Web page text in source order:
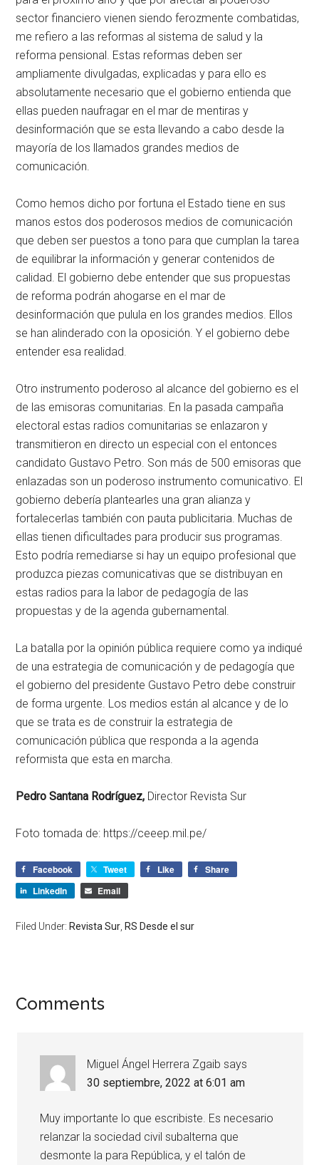
sector financiero vienen siendo ferozmente combatidas,
me refiero a las reformas al sistema de salud y la
reforma pensional. Estas reformas deben ser
ampliamente divulgadas, explicadas y para ello es
absolutamente necesario que el gobierno entienda que
ellas pueden naufragar en el mar de mentiras y
desinformación que se esta llevando a cabo desde la
mayoría de los llamados grandes medios de
comunicación.
Como hemos dicho por fortuna el Estado tiene en sus
manos estos dos poderosos medios de comunicación
que deben ser puestos a tono para que cumplan la tarea
de equilibrar la información y generar contenidos de
calidad. El gobierno debe entender que sus propuestas
de reforma podrán ahogarse en el mar de
desinformación que pulula en los grandes medios. Ellos
se han alinderado con la oposición. Y el gobierno debe
entender esa realidad.
Otro instrumento poderoso al alcance del gobierno es el
de las emisoras comunitarias. En la pasada campaña
electoral estas radios comunitarias se enlazaron y
transmitieron en directo un especial con el entonces
candidato Gustavo Petro. Son más de 500 emisoras que
enlazadas son un poderoso instrumento comunicativo. El
gobierno debería plantearles una gran alianza y
fortalecerlas también con pauta publicitaria. Muchas de
ellas tienen dificultades para producir sus programas.
Esto podría remediarse si hay un equipo profesional que
produzca piezas comunicativas que se distribuyan en
estas radios para la labor de pedagogía de las
propuestas y de la agenda gubernamental.
La batalla por la opinión pública requiere como ya indiqué
de una estrategia de comunicación y de pedagogía que
el gobierno del presidente Gustavo Petro debe construir
de forma urgente. Los medios están al alcance y de lo
que se trata es de construir la estrategia de
comunicación pública que responda a la agenda
reformista que esta en marcha.
Pedro Santana Rodríguez, Director Revista Sur
Foto tomada de: https://ceeep.mil.pe/
Facebook Tweet Like
Share
LinkedIn
Email
Filed Under: Revista Sur, RS Desde el sur
Comments
Miguel Ángel Herrera Zgaib says
30 septiembre, 2022 at 6:01 am
Muy importante lo que escribiste. Es necesario
relanzar la sociedad civil subalterna que
desmonte la para República, y el talón de